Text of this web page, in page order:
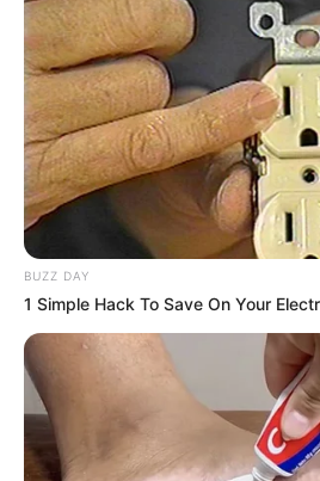
SARAMPIÓN AVENIDA
PARQUE DE DIVERSIONES
ELECCIONES
FENÓMENO DEL NIÑO
BUZZ DAY
1 Simple Hack To Save On Your